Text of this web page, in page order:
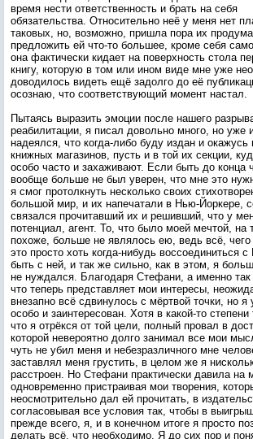
время нести ответственность и брать на себя
обязательства. Относительно неё у меня нет
таковых, но, возможно, пришла пора их
предложить ей что-то большее, кроме себя
она фактически кидает на поверхность стола
книгу, которую в том или ином виде мне уже
доводилось видеть ещё задолго до её
осознаю, что соответствующий момент настал.
Пытаясь выразить эмоции после нашего
реабилитации, я писал довольно много, но уже
надеялся, что когда-либо буду издан и окажусь
книжных магазинов, пусть и в той их секции,
особо часто и захаживают. Если быть до конца
вообще больше не был уверен, что мне это
я смог протолкнуть несколько своих
большой мир, и их напечатали в Нью-Йоркере,
связался прочитавший их и решивший, что у
потенциал, агент. То, что было моей мечтой, на
похоже, больше не являлось ею, ведь всё, чего
это просто хоть когда-нибудь воссоединиться
быть с ней, и так же сильно, как в этом, я
не нуждался. Благодаря Стефани, а именно так
что теперь представляет мои интересы,
внезапно всё сдвинулось с мёртвой точки, но
особо и заинтересован. Хотя в какой-то степени
что я отрёкся от той цели, полный провал в
которой невероятно долго занимал все мои
чуть не убил меня и небезразличного мне
заставлял меня грустить, в целом же я
расстроен. Но Стефани практически давила на
одновременно пристраивая мои творения,
неосмотрительно дал ей прочитать, в
согласовывая все условия так, чтобы в
прежде всего, я, и в конечном итоге я просто
делать всё, что необходимо. Я до сих пор и